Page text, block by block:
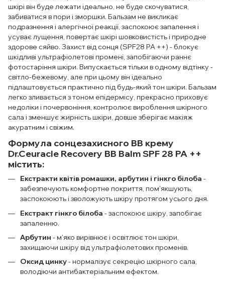
шкірі він буде лежати ідеально, не буде скочуватися,
забиватися в пори і зморшки. Бальзам не викликає
подразнення і алергічної реакції, заспокоює запалення і
усуває лущення, повертає шкірі шовковистість і природне
здорове сяйво. Захист від сонця (SPF28 PA ++) - блокує
шкідливі ультрафіолетові промені, запобігаючи раннє
фотостаріння шкіри. Випускається тільки в одному відтінку -
світло-бежевому, але при цьому він ідеально
підлаштовується практично під будь-який тон шкіри. Бальзам
легко зливається з тоном епідермісу, прекрасно приховує
недоліки і почервоніння, контролює вироблення шкірного
сала і зменшує жирність шкіри, довше зберігає макіяж
акуратним і свіжим.
Формула сонцезахисного BB крему
Dr.Ceuracle Recovery BB Balm SPF 28 PA ++
містить:
Екстракти квітів ромашки, арбутин і гінкго білоба -
забезпечують комфортне покриття, пом'якшують,
заспокоюють і зволожують шкіру протягом усього дня.
Екстракт гінкго білоба - заспокоює шкіру, запобігає
запаленню.
Арбутин - м'яко вирівнює і освітлює тон шкіри,
захищаючи шкіру від ультрафіолетових променів.
Оксид цинку- нормалізує секрецію шкірного сала,
володіючи антибактеріальним ефектом.